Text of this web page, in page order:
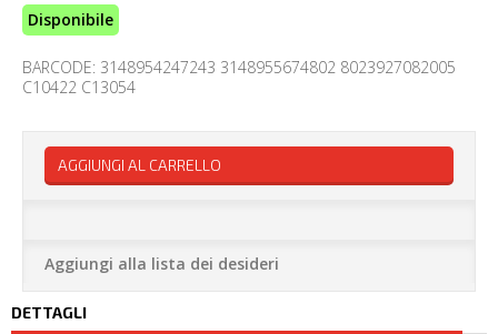
Disponibile
BARCODE: 3148954247243 3148955674802 8023927082005
C10422 C13054
AGGIUNGI AL CARRELLO
Aggiungi alla lista dei desideri
DETTAGLI